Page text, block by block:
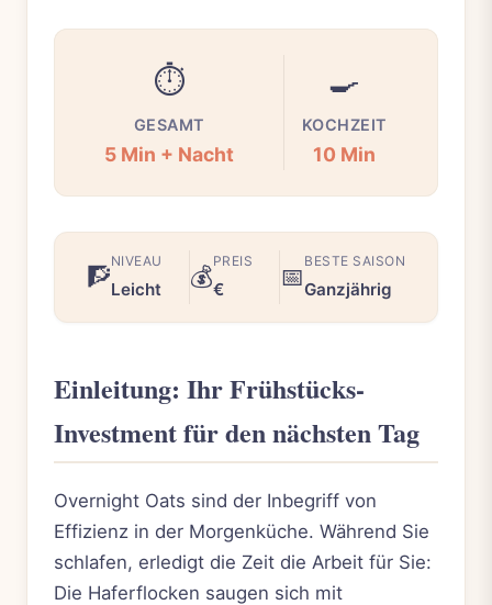
⏱️
GESAMT
5 Min + Nacht
🍳
KOCHZEIT
10 Min
🧗
NIVEAU
Leicht 💰
PREIS
€ 📅
BESTE SAISON
Ganzjährig
Einleitung: Ihr Frühstücks-
Investment für den nächsten Tag
Overnight Oats sind der Inbegriff von
Effizienz in der Morgenküche. Während Sie
schlafen, erledigt die Zeit die Arbeit für Sie:
Die Haferflocken saugen sich mit